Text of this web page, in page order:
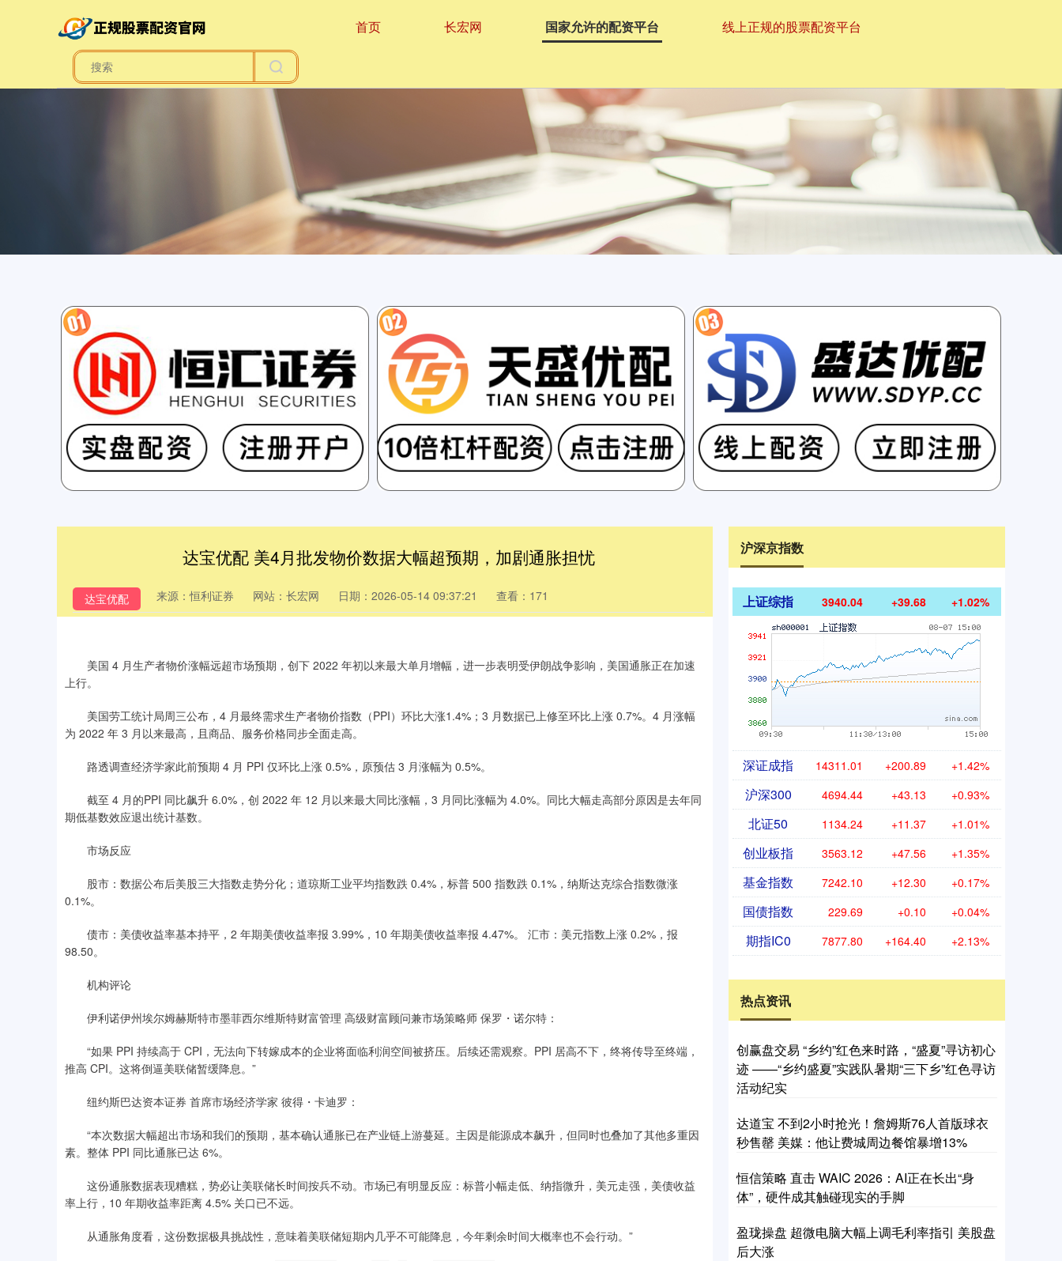
首页 长宏网 国家允许的配资平台 线上正规的股票配资平台
达宝优配 美4月批发物价数据大幅超预期，加剧通胀担忧
达宝优配 来源：恒利证券 网站：长宏网 日期：2026-05-14 09:37:21 查看：171
美国 4 月生产者物价涨幅远超市场预期，创下 2022 年初以来最大单月增幅，进一步表明受伊朗战争影响，美国通胀正在加速
上行。
美国劳工统计局周三公布，4 月最终需求生产者物价指数（PPI）环比大涨1.4%；3 月数据已上修至环比上涨 0.7%。4 月涨幅
为 2022 年 3 月以来最高，且商品、服务价格同步全面走高。
路透调查经济学家此前预期 4 月 PPI 仅环比上涨 0.5%，原预估 3 月涨幅为 0.5%。
截至 4 月的PPI 同比飙升 6.0%，创 2022 年 12 月以来最大同比涨幅，3 月同比涨幅为 4.0%。同比大幅走高部分原因是去年同
期低基数效应退出统计基数。
市场反应
股市：数据公布后美股三大指数走势分化；道琼斯工业平均指数跌 0.4%，标普 500 指数跌 0.1%，纳斯达克综合指数微涨
0.1%。
债市：美债收益率基本持平，2 年期美债收益率报 3.99%，10 年期美债收益率报 4.47%。 汇市：美元指数上涨 0.2%，报
98.50。
机构评论
伊利诺伊州埃尔姆赫斯特市墨菲西尔维斯特财富管理 高级财富顾问兼市场策略师 保罗・诺尔特：
“如果 PPI 持续高于 CPI，无法向下转嫁成本的企业将面临利润空间被挤压。后续还需观察。PPI 居高不下，终将传导至终端，
推高 CPI。这将倒逼美联储暂缓降息。”
纽约斯巴达资本证券 首席市场经济学家 彼得・卡迪罗：
“本次数据大幅超出市场和我们的预期，基本确认通胀已在产业链上游蔓延。主因是能源成本飙升，但同时也叠加了其他多重因
素。整体 PPI 同比通胀已达 6%。
这份通胀数据表现糟糕，势必让美联储长时间按兵不动。市场已有明显反应：标普小幅走低、纳指微升，美元走强，美债收益
率上行，10 年期收益率距离 4.5% 关口已不远。
从通胀角度看，这份数据极具挑战性，意味着美联储短期内几乎不可能降息，今年剩余时间大概率也不会行动。”
沪深京指数
上证综指 3940.04 +39.68 +1.02%
深证成指 14311.01 +200.89 +1.42%
沪深300 4694.44 +43.13 +0.93%
北证50 1134.24 +11.37 +1.01%
创业板指 3563.12 +47.56 +1.35%
基金指数 7242.10 +12.30 +0.17%
国债指数 229.69 +0.10 +0.04%
期指IC0 7877.80 +164.40 +2.13%
热点资讯
创赢盘交易 “乡约”红色来时路，“盛夏”寻访初心
迹 ——“乡约盛夏”实践队暑期“三下乡”红色寻访
活动纪实
达道宝 不到2小时抢光！詹姆斯76人首版球衣
秒售罄 美媒：他让费城周边餐馆暴增13%
恒信策略 直击 WAIC 2026：AI正在长出“身
体”，硬件成其触碰现实的手脚
盈珑操盘 超微电脑大幅上调毛利率指引 美股盘
后大涨